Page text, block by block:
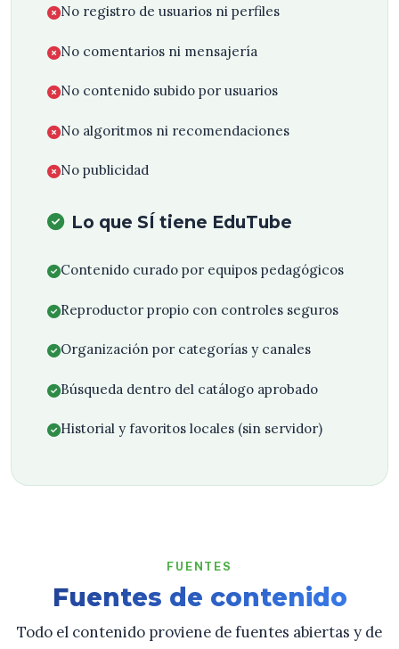
No registro de usuarios ni perfiles
No comentarios ni mensajería
No contenido subido por usuarios
No algoritmos ni recomendaciones
No publicidad
Lo que SÍ tiene EduTube
Contenido curado por equipos pedagógicos
Reproductor propio con controles seguros
Organización por categorías y canales
Búsqueda dentro del catálogo aprobado
Historial y favoritos locales (sin servidor)
FUENTES
Fuentes de contenido
Todo el contenido proviene de fuentes abiertas y de